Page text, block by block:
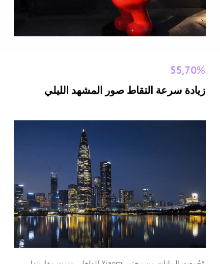
55,70%
زيادة سرعة التقاط صور المشهد الليلي